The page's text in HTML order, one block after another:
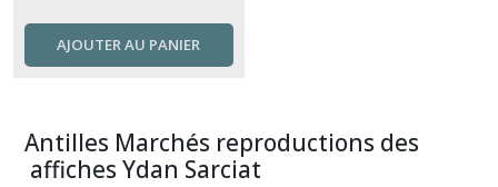
AJOUTER AU PANIER
Antilles Marchés reproductions des
affiches Ydan Sarciat